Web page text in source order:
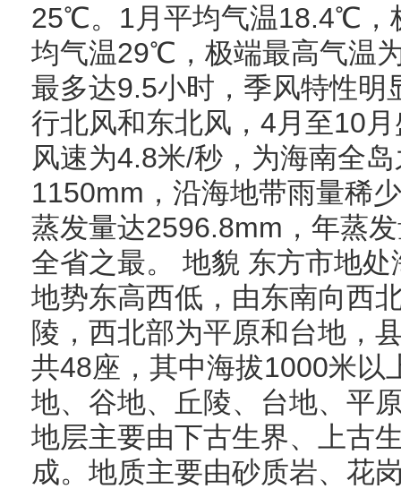
25℃。1月平均气温18.4℃，
均气温29℃，极端最高气温
最多达9.5小时，季风特性明
行北风和东北风，4月至10
风速为4.8米/秒，为海南全
1150mm，沿海地带雨量稀
蒸发量达2596.8mm，年蒸
全省之最。 地貌 东方市地
地势东高西低，由东南向西
陵，西北部为平原和台地，
共48座，其中海拔1000米以
地、谷地、丘陵、台地、平
地层主要由下古生界、上古
成。地质主要由砂质岩、花